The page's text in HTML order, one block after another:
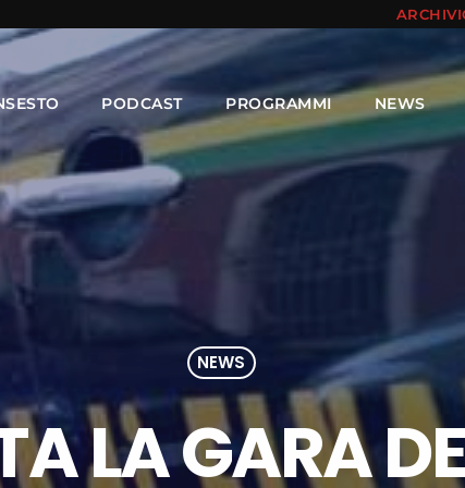
PODCAST PROGRAMMI NEWS
NEWS
LA GARA